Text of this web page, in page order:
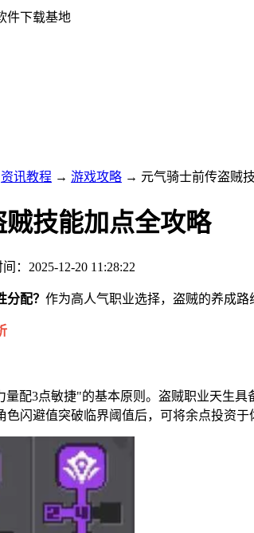
件下载基地
资讯教程 → 游戏攻略 → 元气骑士前传盗贼
技能加点全攻略
：2025-12-20 11:28:22
配？ 作为高人气职业选择，盗贼的养成
配3点敏捷"的基本原则。盗贼职业天生
闪避值突破临界阈值后，可将余点投资于